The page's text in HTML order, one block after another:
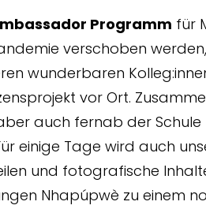
Programm für
verschoben
wunderbaren
vor Ort.
auch fernab der
einige Tage wird auch
und fotografische
Nhapúpwè zu einem